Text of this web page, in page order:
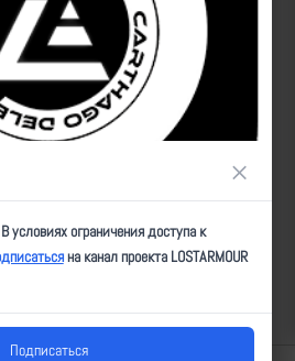
бьют по целям ВСУ на
×
условиях ограничения доступа к
на канал проекта LOSTARMOUR
Подписаться